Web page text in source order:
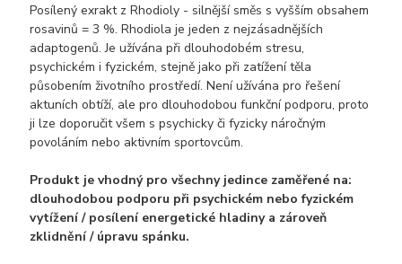
Posílený exrakt z Rhodioly - silnější směs s vyšším obsahem
rosavinů = 3 %. Rhodiola je jeden z nejzásadnějších
adaptogenů. Je užívána při dlouhodobém stresu,
psychickém i fyzickém, stejně jako při zatížení těla
působením životního prostředí. Není užívána pro řešení
aktuních obtíží, ale pro dlouhodobou funkční podporu, proto
ji lze doporučit všem s psychicky či fyzicky náročným
povoláním nebo aktivním sportovcům.
Produkt je vhodný pro všechny jedince zaměřené na:
dlouhodobou podporu při psychickém nebo fyzickém
vytížení / posílení energetické hladiny a zároveň
zklidnění / úpravu spánku.